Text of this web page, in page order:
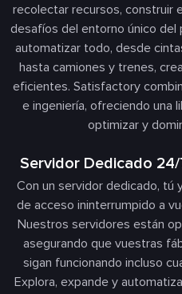
recolectar recursos, construir
desafíos del entorno único del
automatizar todo, desde
hasta camiones y trenes,
eficientes. Satisfactory
e ingeniería, ofreciendo una
optimizar y
Servidor Dedicado
Con un servidor dedicado, tú
de acceso ininterrumpido a
Nuestros servidores están
asegurando que vuestras
sigan funcionando incluso
Explora, expande y